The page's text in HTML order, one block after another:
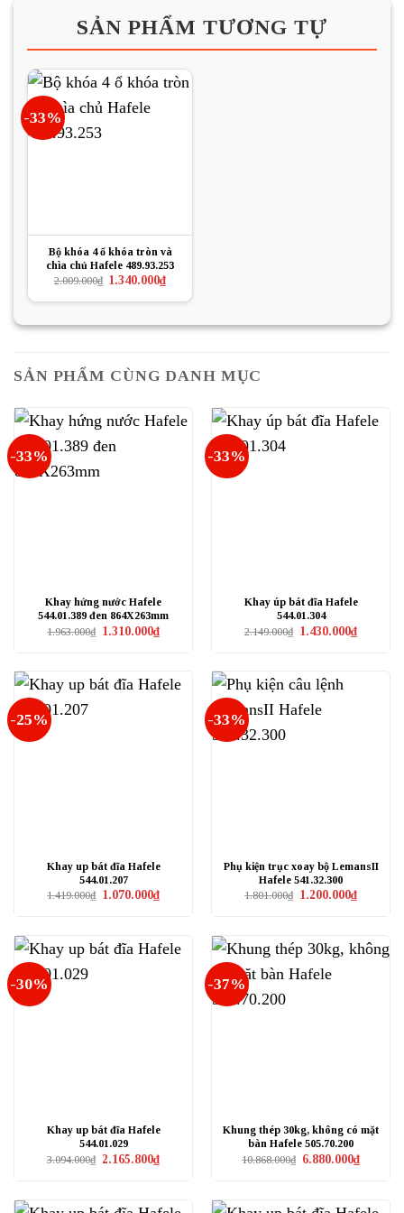
SẢN PHẨM TƯƠNG TỰ
-33%
Bộ khóa 4 ổ khóa tròn và
chìa chủ Hafele 489.93.253
2.009.000₫ Giá
là:
1.340.000₫Giá
hiện
tại
1.340.000₫.
SẢN PHẨM CÙNG DANH MỤC
-33%
Khay hứng nước Hafele
544.01.389 đen 864X263mm
1.963.000₫ Giá
1.310.000₫Giá
hiện
-33%
Khay úp bát đĩa Hafele
544.01.304
2.149.000₫ Giá
1.430.000₫Giá
hiện
-25%
Khay up bát đĩa Hafele
544.01.207
1.419.000₫ Giá
1.070.000₫Giá
hiện
-33%
Phụ kiện trục xoay bộ LemansII
Hafele 541.32.300
1.801.000₫ Giá
1.200.000₫Giá
hiện
-30%
Khay up bát đĩa Hafele
544.01.029
3.094.000₫ Giá
2.165.800₫Giá
hiện
-37%
Khung thép 30kg, không có mặt
bàn Hafele 505.70.200
10.868.000₫ Giá
6.880.000₫Giá
hiện